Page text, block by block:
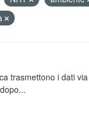
trasmettono i dati